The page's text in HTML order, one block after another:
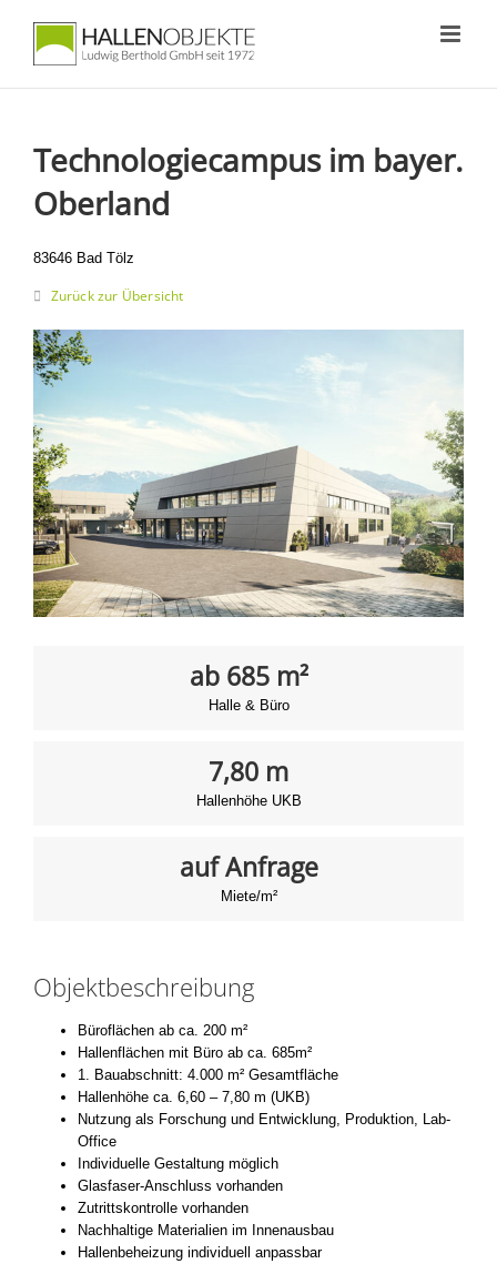
springen
Technologiecampus im bayer.
Oberland
83646 Bad Tölz
Zurück zur Übersicht
ab 685 m²
Halle & Büro
7,80 m
Hallenhöhe UKB
auf Anfrage
Miete/m²
Objektbeschreibung
Büroflächen ab ca. 200 m²
Hallenflächen mit Büro ab ca. 685m²
1. Bauabschnitt: 4.000 m² Gesamtfläche
Hallenhöhe ca. 6,60 – 7,80 m (UKB)
Nutzung als Forschung und Entwicklung, Produktion, Lab-
Office
Individuelle Gestaltung möglich
Glasfaser-Anschluss vorhanden
Zutrittskontrolle vorhanden
Nachhaltige Materialien im Innenausbau
Hallenbeheizung individuell anpassbar